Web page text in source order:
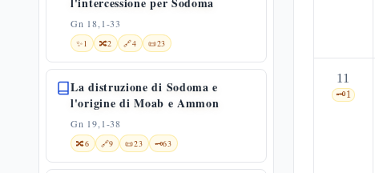
Gn 18,1-33
✨1 🔀2 🔗4 📜23
La distruzione di Sodoma e
l'origine di Moab e Ammon
Gn 19,1-38
🔀6 🔗9 📜23 🗝️63
11
🗝️1